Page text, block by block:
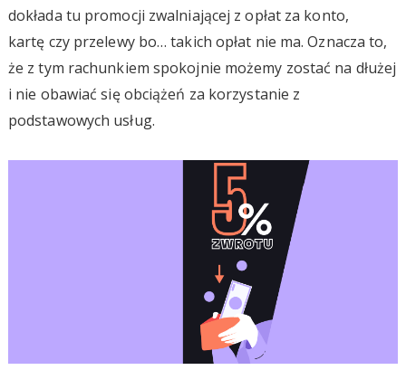
dokłada tu promocji zwalniającej z opłat za konto,
kartę czy przelewy bo… takich opłat nie ma. Oznacza to,
że z tym rachunkiem spokojnie możemy zostać na dłużej
i nie obawiać się obciążeń za korzystanie z
podstawowych usług.